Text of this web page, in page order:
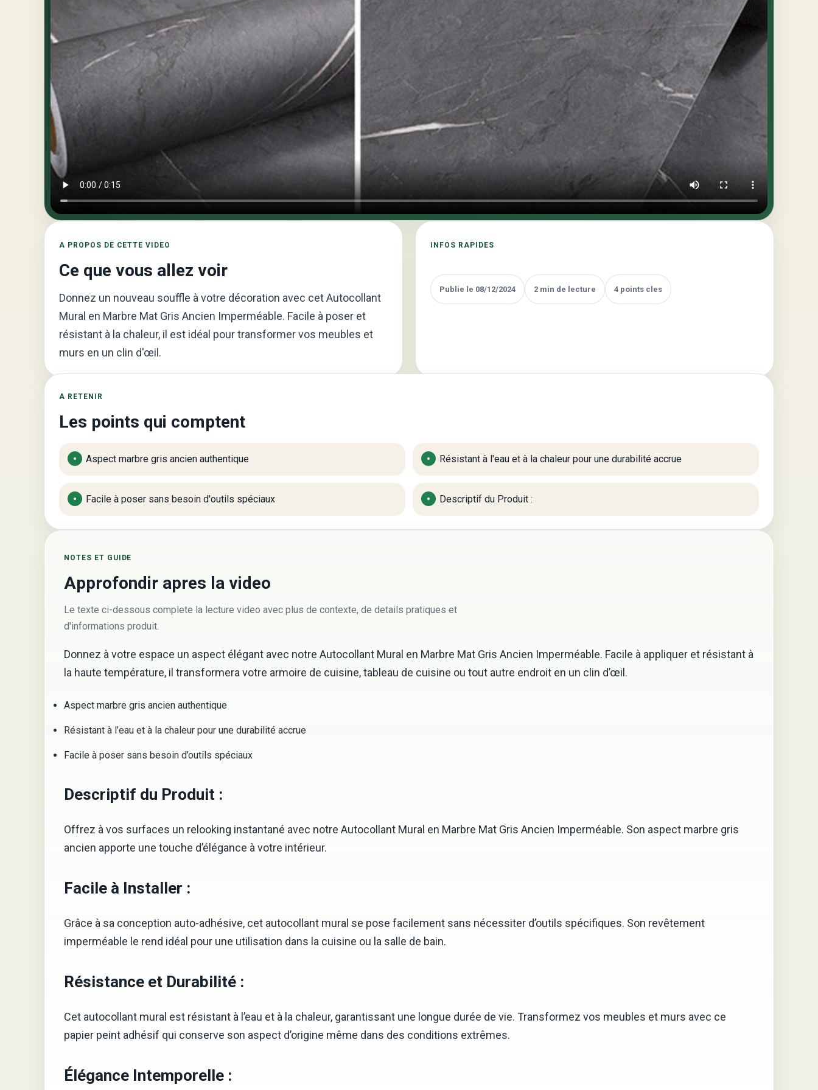
A PROPOS DE CETTE VIDEO
Ce que vous allez voir
Donnez un nouveau souffle à votre décoration avec cet Autocollant
Mural en Marbre Mat Gris Ancien Imperméable. Facile à poser et
résistant à la chaleur, il est idéal pour transformer vos meubles et
murs en un clin d'œil.
INFOS RAPIDES
Publie le 08/12/2024 2 min de lecture 4 points cles
A RETENIR
Les points qui comptent
Aspect marbre gris ancien authentique Résistant à l'eau et à la chaleur pour une durabilité accrue
Facile à poser sans besoin d'outils spéciaux Descriptif du Produit :
NOTES ET GUIDE
Approfondir apres la video
Le texte ci-dessous complete la lecture video avec plus de contexte, de details pratiques et
d'informations produit.
Donnez à votre espace un aspect élégant avec notre Autocollant Mural en Marbre Mat Gris Ancien Imperméable. Facile à appliquer et résistant à
la haute température, il transformera votre armoire de cuisine, tableau de cuisine ou tout autre endroit en un clin d’œil.
Aspect marbre gris ancien authentique
Résistant à l’eau et à la chaleur pour une durabilité accrue
Facile à poser sans besoin d’outils spéciaux
Descriptif du Produit :
Offrez à vos surfaces un relooking instantané avec notre Autocollant Mural en Marbre Mat Gris Ancien Imperméable. Son aspect marbre gris
ancien apporte une touche d’élégance à votre intérieur.
Facile à Installer :
Grâce à sa conception auto-adhésive, cet autocollant mural se pose facilement sans nécessiter d’outils spécifiques. Son revêtement
imperméable le rend idéal pour une utilisation dans la cuisine ou la salle de bain.
Résistance et Durabilité :
Cet autocollant mural est résistant à l’eau et à la chaleur, garantissant une longue durée de vie. Transformez vos meubles et murs avec ce
papier peint adhésif qui conserve son aspect d’origine même dans des conditions extrêmes.
Élégance Intemporelle :